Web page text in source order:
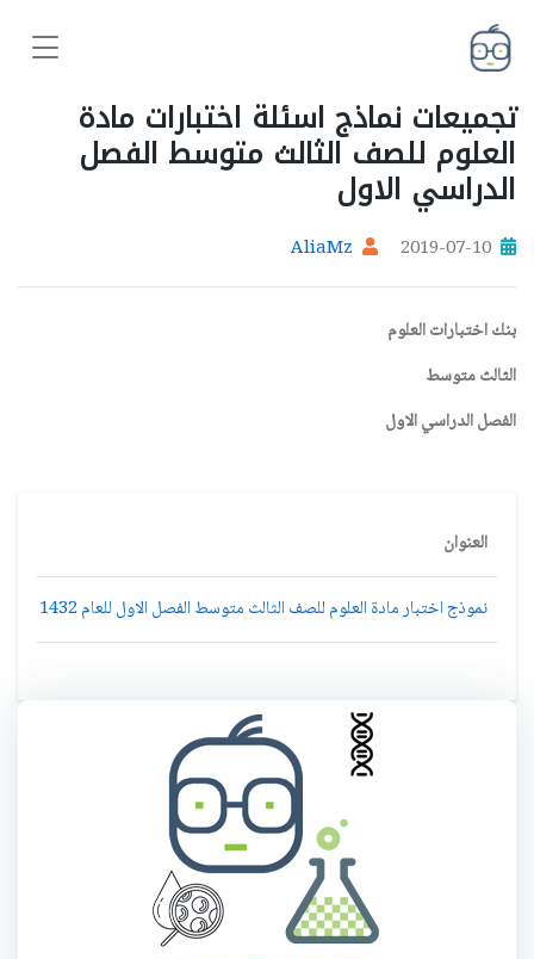
تجميعات نماذج اسئلة اختبارات مادة
العلوم للصف الثالث متوسط الفصل
الدراسي الاول
2019-07-10
AliaMz
بنك اختبارات العلوم
الثالث متوسط
الفصل الدراسي الاول
العنوان
نموذج اختبار مادة العلوم للصف الثالث متوسط الفصل الاول للعام 1432 - 1433 هـ